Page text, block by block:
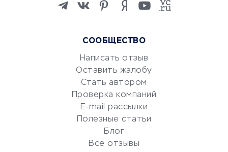
Маркетинг и продажи
Репетиторство
Красота и здоровье
Сервисы по поиску работы
Сетевой маркетинг
УСЛУГИ ДЛЯ БИЗНЕСА
СООБЩЕСТВО
Написать отзыв
Оставить жалобу
Стать автором
Проверка компаний
E-mail рассылки
Полезные статьи
Блог
Все отзывы